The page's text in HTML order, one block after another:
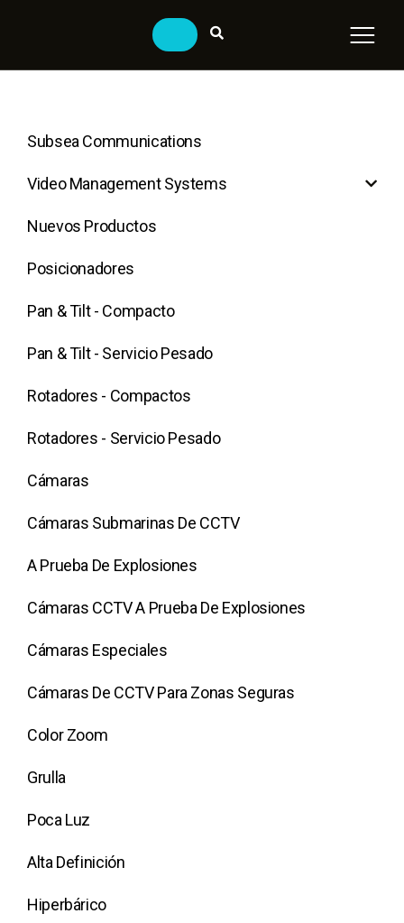
Subsea Communications
Video Management Systems
Nuevos Productos
Posicionadores
Pan & Tilt - Compacto
Pan & Tilt - Servicio Pesado
Rotadores - Compactos
Rotadores - Servicio Pesado
Cámaras
Cámaras Submarinas De CCTV
A Prueba De Explosiones
Cámaras CCTV A Prueba De Explosiones
Cámaras Especiales
Cámaras De CCTV Para Zonas Seguras
Color Zoom
Grulla
Poca Luz
Alta Definición
Hiperbárico